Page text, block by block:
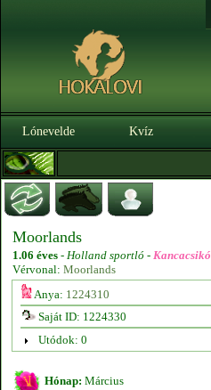
Lónevelde Kvíz
Moorlands
1.06 éves - Holland sportló - Kancacsikó
Vérvonal: Moorlands
Anya: 1224310
Saját ID: 1224330
Utódok: 0
Hónap: Március